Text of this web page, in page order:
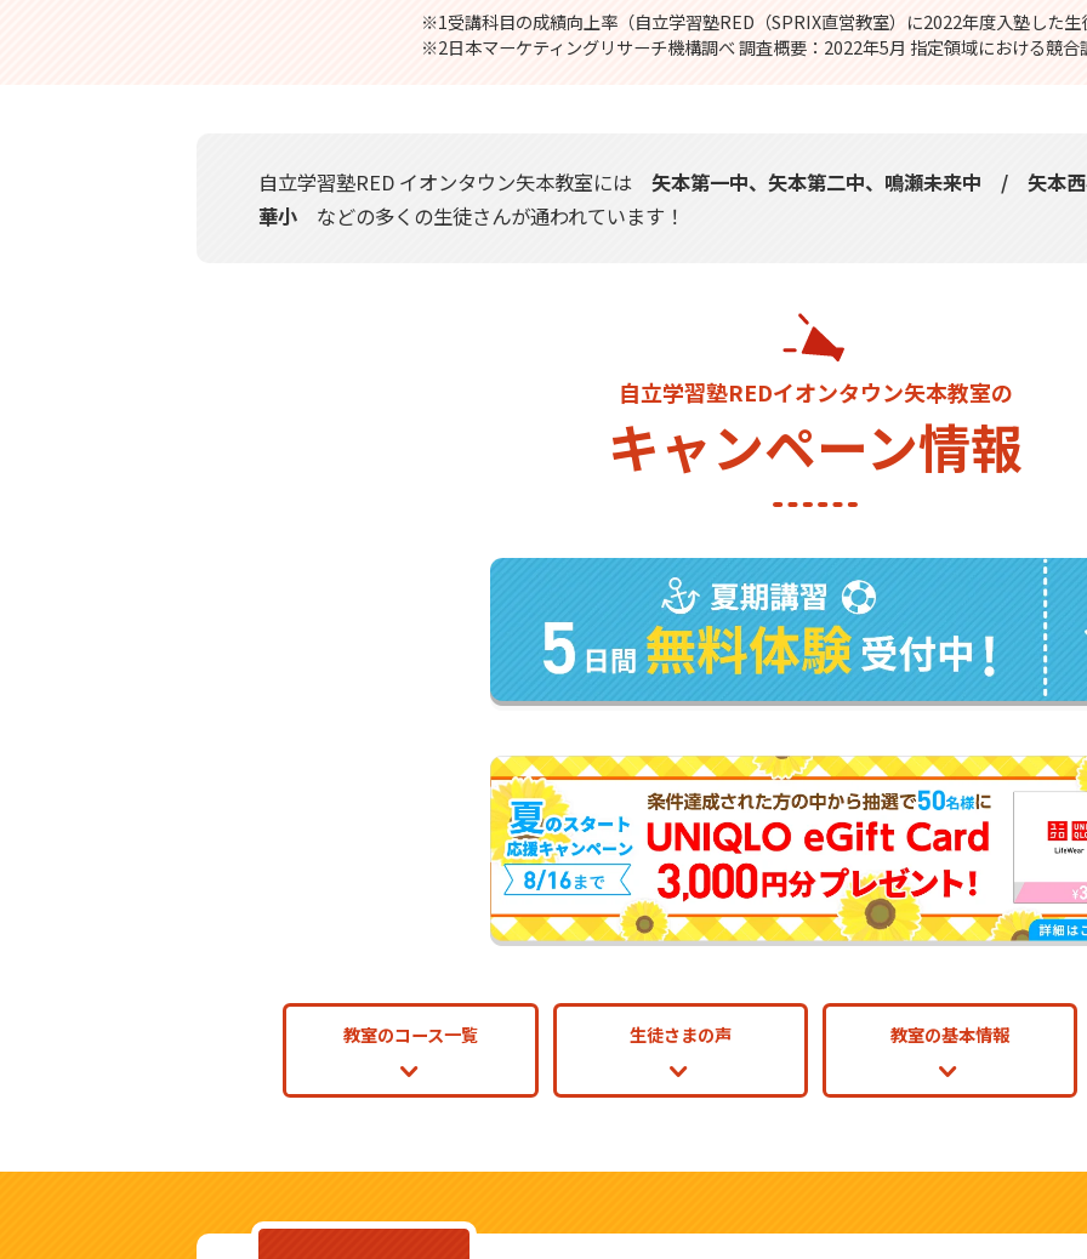
※1受講科目の成績向上率（自立学習塾RED（SPRIX直営教室）に2022年度入塾した生
※2日本マーケティングリサーチ機構調べ 調査概要：2022年5月 指定領域における競合
自立学習塾RED イオンタウン矢本教室には 矢本第一中、矢本第二中、鳴瀬未来中 / 矢本西
華小 などの多くの生徒さんが通われています！
自立学習塾REDイオンタウン矢本教室の
キャンペーン情報
教室のコース一覧 生徒さまの声 教室の基本情報